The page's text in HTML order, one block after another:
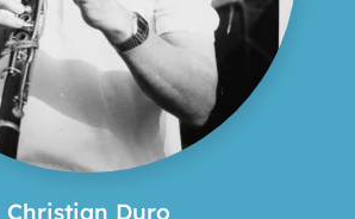
Christian Duro